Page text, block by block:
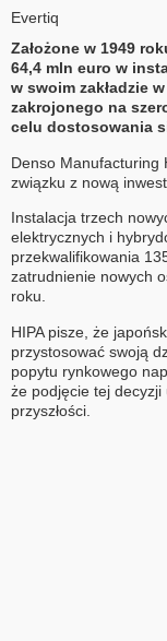
Evertiq
Założone w 1949
64,4 mln euro w
w swoim zakładzie
zakrojonego na
celu dostosowania
Denso Manufacturing
związku z nową
Instalacja trzech
elektrycznych i
przekwalifikowania
zatrudnienie nowych
roku.
HIPA pisze, że
przystosować swoją
popytu rynkowego
że podjęcie tej
przyszłości.